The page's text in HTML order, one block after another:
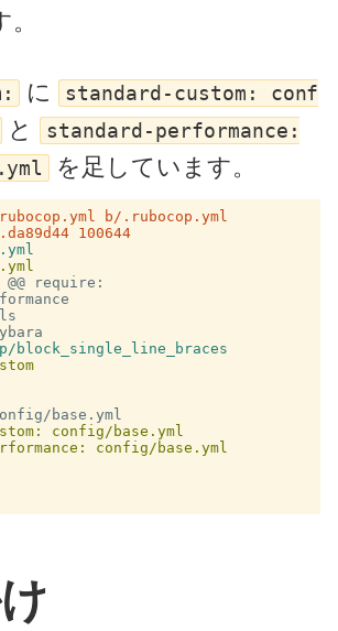
に standard-custom: conf
と standard-performance:
を足しています。
b/.rubocop.yml
require:
config/base.yml